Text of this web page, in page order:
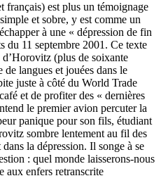
et sobre, y est comme un
à une « dépression de fin
du 11 septembre 2001. Ce texte
(plus de soixante
de langues et jouées dans le
juste à côté du World Trade
et de profiter des « dernières
le premier avion percuter la
panique pour son fils, étudiant
sombre lentement au fil des
la dépression. Il songe à se
: quel monde laisserons-nous
aux enfers retranscrite